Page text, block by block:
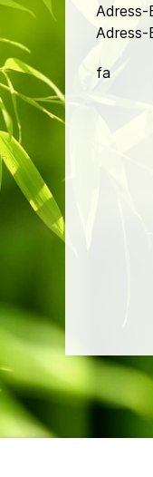
Adress-
Adress-
fa